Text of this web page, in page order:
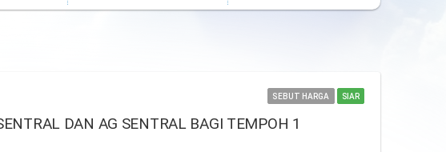
SEBUT HARGA SIAR
DAN AG SENTRAL BAGI TEMPOH 1